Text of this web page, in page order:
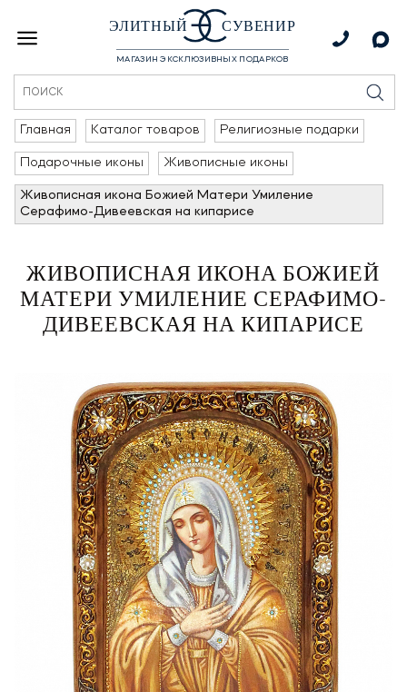
ЭЛИТНЫЙ СУВЕНИР
МАГАЗИН ЭКСКЛЮЗИВНЫХ ПОДАРКОВ
Главная Каталог товаров Религиозные подарки
Подарочные иконы Живописные иконы
Живописная икона Божией Матери Умиление
Серафимо-Дивеевская на кипарисе
ЖИВОПИСНАЯ ИКОНА БОЖИЕЙ
МАТЕРИ УМИЛЕНИЕ СЕРАФИМО-
ДИВЕЕВСКАЯ НА КИПАРИСЕ